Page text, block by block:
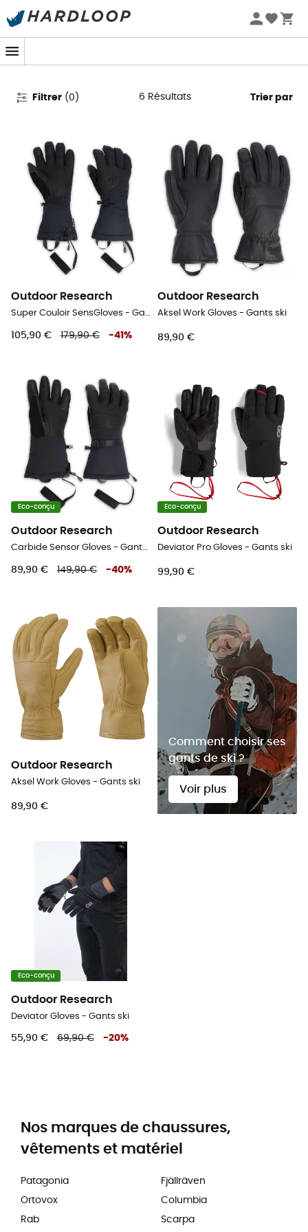
Promos d'été 🔥 -5 % EXTRA dès 2 produits* code Summer5
Gants de ski Outdoor Research
Filtrer (0 ) 6 Résultats Trier par
Outdoor Research
Super Couloir SensGloves - Gants ski homme
105,90 € 179,90 € -41 %
Outdoor Research
Aksel Work Gloves - Gants ski
89,90 €
Eco-conçu
Outdoor Research
Carbide Sensor Gloves - Gants ski homme
89,90 € 149,90 € -40%
Eco-conçu
Outdoor Research
Deviator Pro Gloves - Gants ski
99,90 €
Outdoor Research
Aksel Work Gloves - Gants ski
89,90 €
Comment choisir ses
gants de ski ?
Voir plus
Eco-conçu
Outdoor Research
Deviator Gloves - Gants ski
55,90 € 69,90 € -20%
Nos marques de chaussures,
vêtements et matériel
Patagonia
Ortovox
Rab
Fjällräven
Columbia
Scarpa